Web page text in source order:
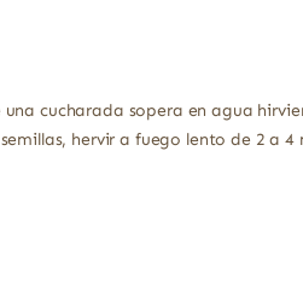
cucharada sopera en agua
hervir a fuego lento de 2 a